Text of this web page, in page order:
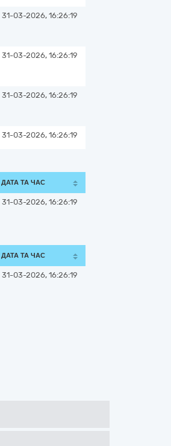
31-03-2026, 16:26:19
31-03-2026, 16:26:19
31-03-2026, 16:26:19
31-03-2026, 16:26:19
ДАТА ТА ЧАС
31-03-2026, 16:26:19
ДАТА ТА ЧАС
31-03-2026, 16:26:19